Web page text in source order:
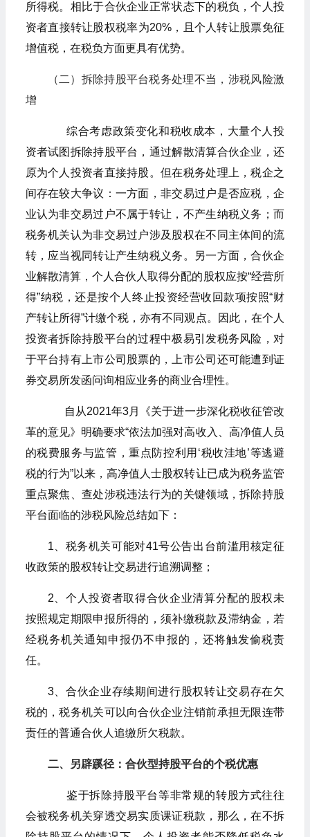
所得税。相比于合伙企业正常状态下的税负，个人投
资者直接转让股权税率为20%，且个人转让股票免征
增值税，在税负方面更具有优势。
（二）拆除持股平台税务处理不当，涉税风险激
增
综合考虑政策变化和税收成本，大量个人投
资者试图拆除持股平台，通过解散清算合伙企业，还
原为个人投资者直接持股。但在税务处理上，税企之
间存在较大争议：一方面，非交易过户是否应税，企
业认为非交易过户不属于转让，不产生纳税义务；而
税务机关认为非交易过户涉及股权在不同主体间的流
转，应当视同转让产生纳税义务。另一方面，合伙企
业解散清算，个人合伙人取得分配的股权应按“经营所
得”纳税，还是按个人终止投资经营收回款项按照“财
产转让所得”计缴个税，亦有不同观点。因此，在个人
投资者拆除持股平台的过程中极易引发税务风险，对
于平台持有上市公司股票的，上市公司还可能遭到证
券交易所发函问询相应业务的商业合理性。
自从2021年3月《关于进一步深化税收征管改
革的意见》明确要求“依法加强对高收入、高净值人员
的税费服务与监管，重点防控利用‘税收洼地’等逃避
税的行为”以来，高净值人士股权转让已成为税务监管
重点聚焦、查处涉税违法行为的关键领域，拆除持股
平台面临的涉税风险总结如下：
1、税务机关可能对41号公告出台前滥用核定征
收政策的股权转让交易进行追溯调整；
2、个人投资者取得合伙企业清算分配的股权未
按照规定期限申报所得的，须补缴税款及滞纳金，若
经税务机关通知申报仍不申报的，还将触发偷税责
任。
3、合伙企业存续期间进行股权转让交易存在欠
税的，税务机关可以向合伙企业注销前承担无限连带
责任的普通合伙人追缴所欠税款。
二、另辟蹊径：合伙型持股平台的个税优惠
鉴于拆除持股平台等非常规的转股方式往往
会被税务机关穿透交易实质课证税款，那么，在不拆